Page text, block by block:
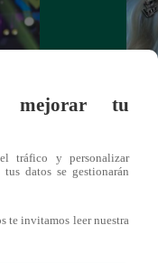
mejorar tu
tráfico y personalizar
tus datos se gestionarán
te invitamos leer nuestra